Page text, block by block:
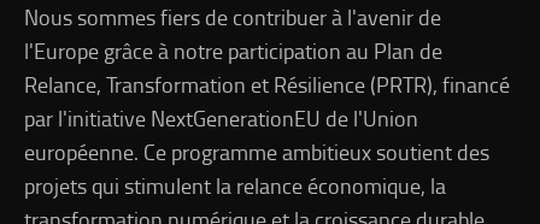
Nous sommes fiers de contribuer à l'avenir de
l'Europe grâce à notre participation au Plan de
Relance, Transformation et Résilience (PRTR), financé
par l'initiative NextGenerationEU de l'Union
européenne. Ce programme ambitieux soutient des
projets qui stimulent la relance économique, la